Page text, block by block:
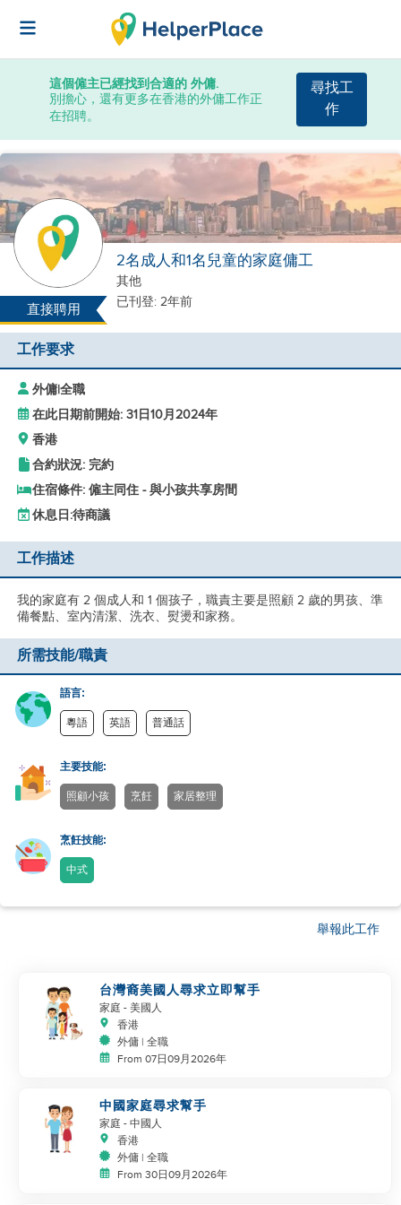
這個僱主已經找到合適的 外傭.
別擔心，還有更多在香港的外傭工作正
在招聘。
尋找工
作
直接聘用
2名成人和1名兒童的家庭傭工
其他
已刊登: 2年前
工作要求
外傭|全職
在此日期前開始: 31日10月2024年
香港
合約狀況: 完約
住宿條件: 僱主同住 - 與小孩共享房間
休息日:待商議
工作描述
我的家庭有 2 個成人和 1 個孩子，職責主要是照顧 2 歲的男孩、準
備餐點、室內清潔、洗衣、熨燙和家務。
所需技能/職責
語言:
粵語 英語 普通話
主要技能:
照顧小孩 烹飪 家居整理
烹飪技能:
中式
舉報此工作
台灣裔美國人尋求立即幫手
家庭 - 美國人
香港
外傭 | 全職
From 07日09月2026年
中國家庭尋求幫手
家庭 - 中國人
香港
外傭 | 全職
From 30日09月2026年